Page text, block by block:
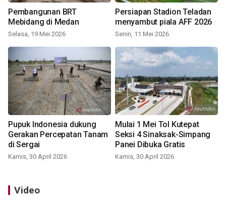
Pembangunan BRT
Mebidang di Medan
Selasa, 19 Mei 2026
Persiapan Stadion Teladan
menyambut piala AFF 2026
Senin, 11 Mei 2026
Pupuk Indonesia dukung
Gerakan Percepatan Tanam
di Sergai
Kamis, 30 April 2026
Mulai 1 Mei Tol Kutepat
Seksi 4 Sinaksak-Simpang
Panei Dibuka Gratis
Kamis, 30 April 2026
Video